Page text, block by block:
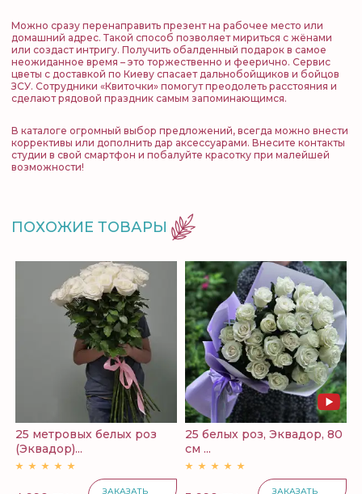
Можно сразу перенаправить презент на рабочее место или
домашний адрес. Такой способ позволяет мириться с жёнами
или создаст интригу. Получить обалденный подарок в самое
неожиданное время – это торжественно и феерично. Сервис
цветы с доставкой по Киеву спасает дальнобойщиков и бойцов
ЗСУ. Сотрудники «Квиточки» помогут преодолеть расстояния и
сделают рядовой праздник самым запоминающимся.
В каталоге огромный выбор предложений, всегда можно внести
коррективы или дополнить дар аксессуарами. Внесите контакты
студии в свой смартфон и побалуйте красотку при малейшей
возможности!
ПОХОЖИЕ ТОВАРЫ
25 метровых белых роз
(Эквадор)...
ЗАКАЗАТЬ
25 белых роз, Эквадор, 80
см ...
ЗАКАЗАТЬ